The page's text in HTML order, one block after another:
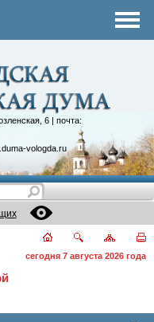
6 | почта:
vologda.ru
сегодня 7 августа 2026 года